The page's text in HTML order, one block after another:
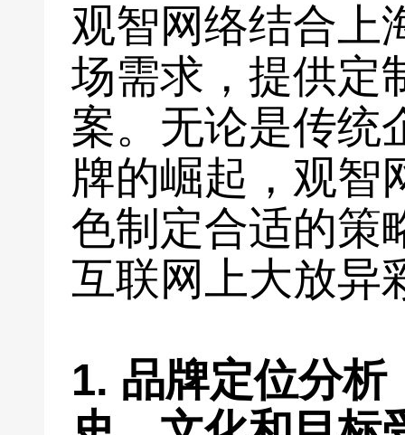
观智网络结合上
场需求，提供定
案。无论是传统
牌的崛起，观智
色制定合适的策
互联网上大放异
1. 品牌定位分析